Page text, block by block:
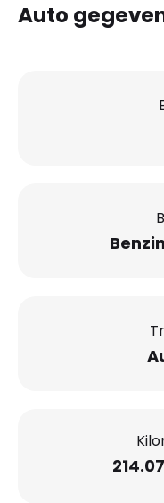
Auto